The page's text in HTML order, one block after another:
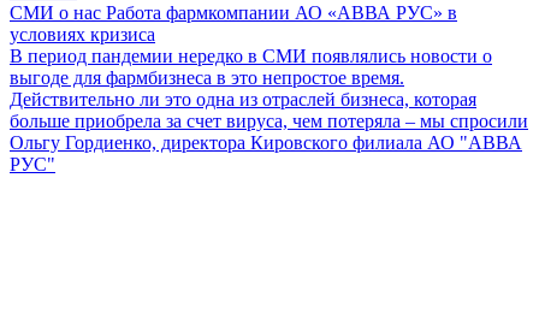
СМИ о нас Работа фармкомпании АО «АВВА РУС» в
условиях кризиса
В период пандемии нередко в СМИ появлялись новости о
выгоде для фармбизнеса в это непростое время.
Действительно ли это одна из отраслей бизнеса, которая
больше приобрела за счет вируса, чем потеряла – мы спросили
Ольгу Гордиенко, директора Кировского филиала АО "АВВА
РУС"